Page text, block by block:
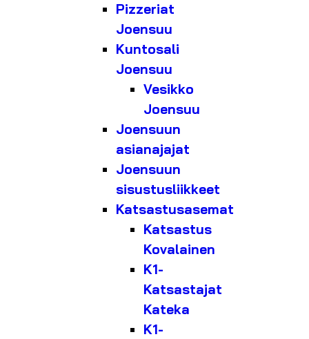
Pizzeriat
Joensuu
Kuntosali
Joensuu
Vesikko
Joensuu
Joensuun
asianajajat
Joensuun
sisustusliikkeet
Katsastusasemat
Katsastus
Kovalainen
K1-
Katsastajat
Kateka
K1-